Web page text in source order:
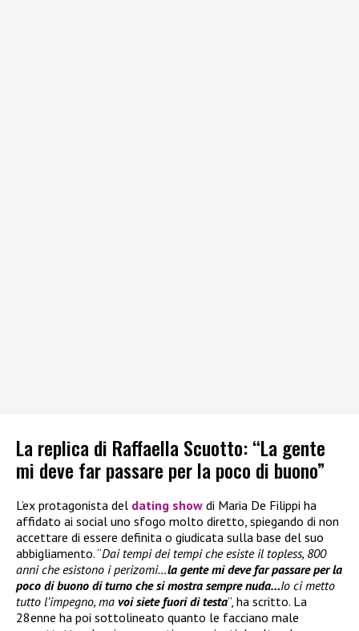
La replica di Raffaella Scuotto: “La gente
mi deve far passare per la poco di buono”
L’ex protagonista del dating show di Maria De Filippi ha
affidato ai social uno sfogo molto diretto, spiegando di non
accettare di essere definita o giudicata sulla base del suo
abbigliamento. “Dai tempi dei tempi che esiste il topless, 800
anni che esistono i perizomi…la gente mi deve far passare per la
poco di buono di turno che si mostra sempre nuda…Io ci metto
tutto l’impegno, ma voi siete fuori di testa”, ha scritto. La
28enne ha poi sottolineato quanto le facciano male